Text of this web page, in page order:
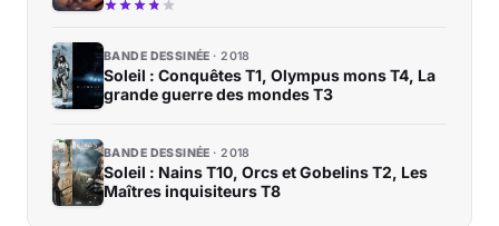
BANDE DESSINÉE 2018
Soleil : Conquêtes T1, Olympus mons T4, La
grande guerre des mondes T3
BANDE DESSINÉE 2018
Soleil : Nains T10, Orcs et Gobelins T2, Les
Maîtres inquisiteurs T8